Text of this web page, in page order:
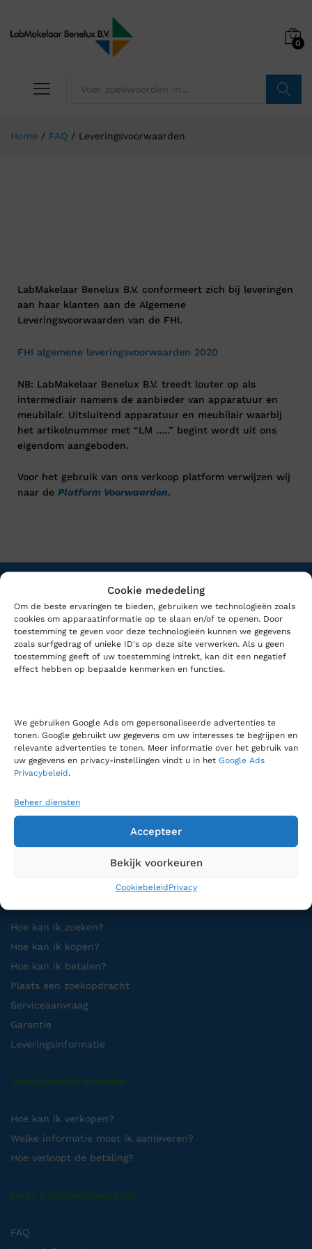
Cookie mededeling
Om de beste ervaringen te bieden, gebruiken we technologieën zoals
cookies om apparaatinformatie op te slaan en/of te openen. Door
toestemming te geven voor deze technologieën kunnen we gegevens
zoals surfgedrag of unieke ID's op deze site verwerken. Als u geen
toestemming geeft of uw toestemming intrekt, kan dit een negatief
effect hebben op bepaalde kenmerken en functies.
We gebruiken Google Ads om gepersonaliseerde advertenties te
tonen. Google gebruikt uw gegevens om uw interesses te begrijpen en
relevante advertenties te tonen. Meer informatie over het gebruik van
uw gegevens en privacy-instellingen vindt u in het Google Ads
Privacybeleid .
Beheer diensten
Accepteer
Bekijk voorkeuren
Cookiebeleid Privacy
0
Home / FAQ / Leveringsvoorwaarden
LabMakelaar Benelux B.V. conformeert zich bij leveringen
aan haar klanten aan de Algemene
Leveringsvoorwaarden van de FHI.
FHI algemene leveringsvoorwaarden 2020
NB: LabMakelaar Benelux B.V. treedt louter op als
intermediair namens de aanbieder van apparatuur en
meubilair. Uitsluitend apparatuur en meubilair waarbij
het artikelnummer met “LM …..” begint wordt uit ons
eigendom aangeboden.
Voor het gebruik van ons verkoop platform verwijzen wij
naar de Platform Voorwaarden.
Bel ons
LabMakelaar Benelux B.V.
Knibbelweg 18C
NL-2761 JE Zevenhuizen (ZH)
Nederland
Voor algemene zaken:
finance@labmakelaar.com
Hoe kan ik zoeken?
Hoe kan ik kopen?
Hoe kan ik betalen?
Plaats een zoekopdracht
Serviceaanvraag
Garantie
Leveringsinformatie
Verkopersinformatie
Hoe kan ik verkopen?
Welke informatie moet ik aanleveren?
Hoe verloopt de betaling?
Over LabMakelaar.com
FAQ